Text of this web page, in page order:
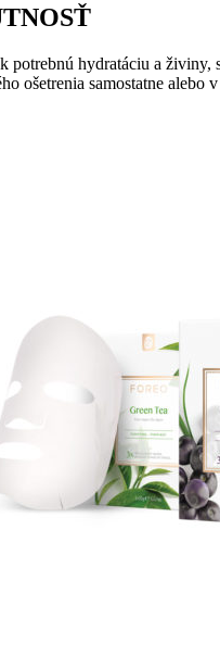
potrebnú hydratáciu a
ošetrenia samostatne alebo